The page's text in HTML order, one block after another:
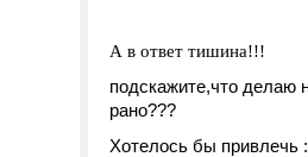
А в ответ тишина!!!
подскажите,что делаю
рано???
Хотелось бы привлечь :